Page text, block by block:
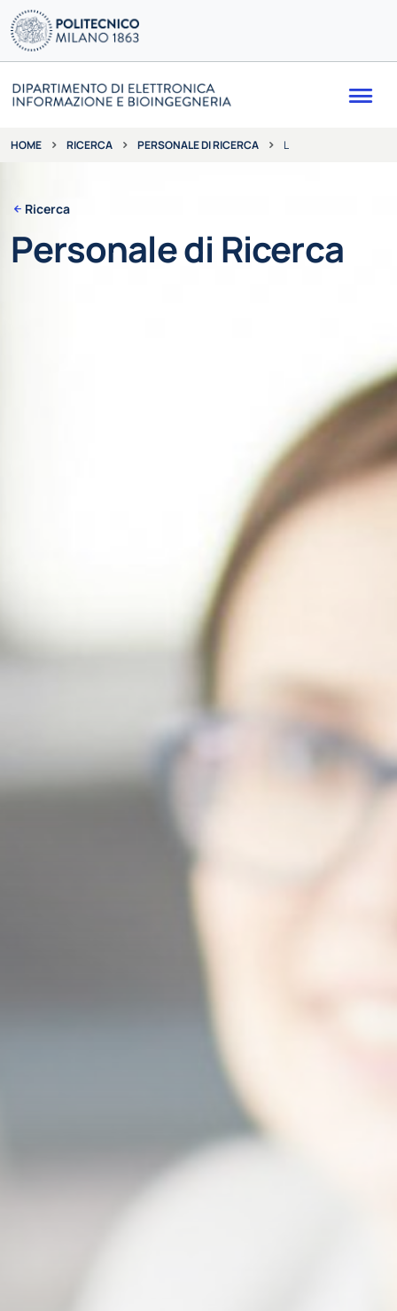
HOME RICERCA PERSONALE DI RICERCA L
Ricerca
Personale di Ricerca